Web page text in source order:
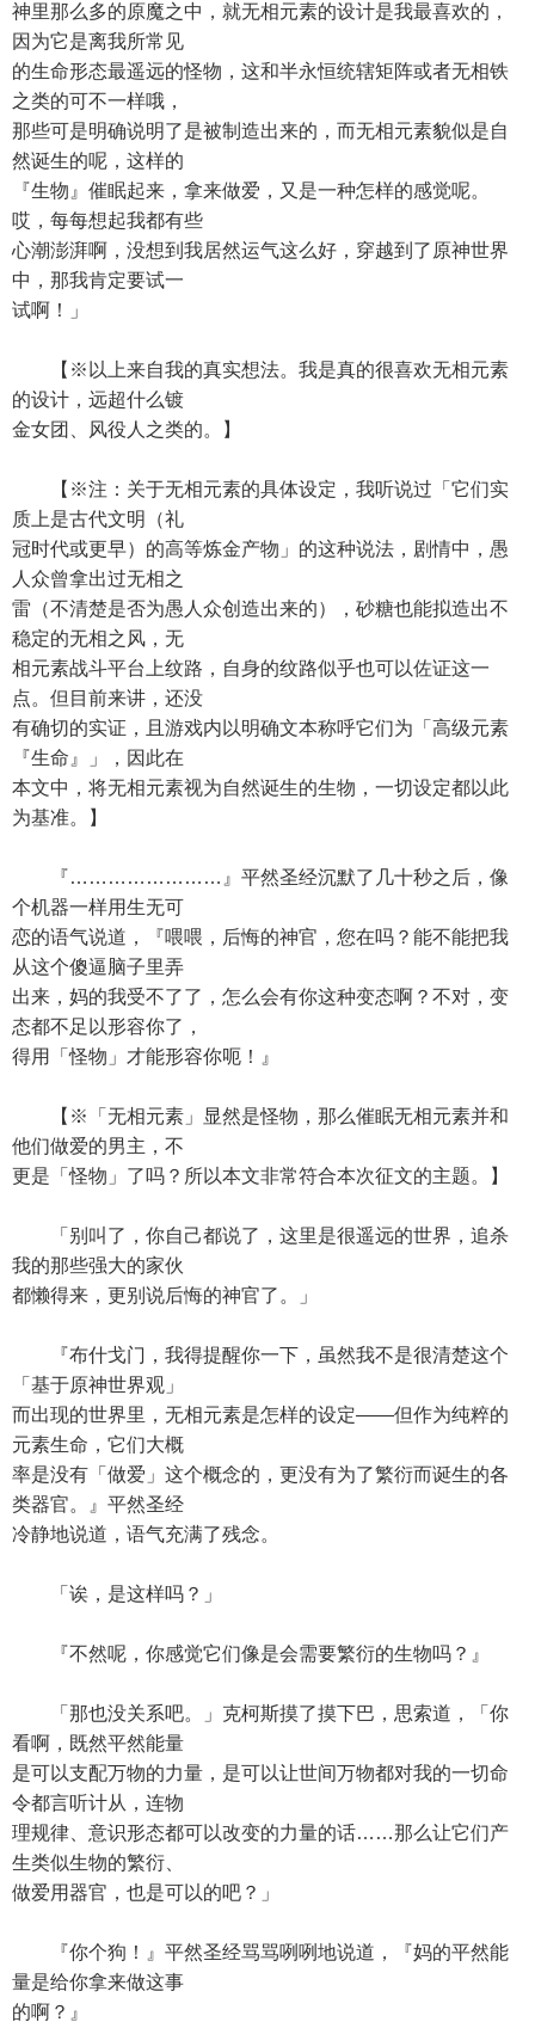
神里那么多的原魔之中，就无相元素的设计是我最喜欢的，
因为它是离我所常见
的生命形态最遥远的怪物，这和半永恒统辖矩阵或者无相铁
之类的可不一样哦，
那些可是明确说明了是被制造出来的，而无相元素貌似是自
然诞生的呢，这样的
『生物』催眠起来，拿来做爱，又是一种怎样的感觉呢。
哎，每每想起我都有些
心潮澎湃啊，没想到我居然运气这么好，穿越到了原神世界
中，那我肯定要试一
试啊！」
【※以上来自我的真实想法。我是真的很喜欢无相元素
的设计，远超什么镀
金女团、风役人之类的。】
【※注：关于无相元素的具体设定，我听说过「它们实
质上是古代文明（礼
冠时代或更早）的高等炼金产物」的这种说法，剧情中，愚
人众曾拿出过无相之
雷（不清楚是否为愚人众创造出来的），砂糖也能拟造出不
稳定的无相之风，无
相元素战斗平台上纹路，自身的纹路似乎也可以佐证这一
点。但目前来讲，还没
有确切的实证，且游戏内以明确文本称呼它们为「高级元素
『生命』」，因此在
本文中，将无相元素视为自然诞生的生物，一切设定都以此
为基准。】
『……………………』平然圣经沉默了几十秒之后，像
个机器一样用生无可
恋的语气说道，『喂喂，后悔的神官，您在吗？能不能把我
从这个傻逼脑子里弄
出来，妈的我受不了了，怎么会有你这种变态啊？不对，变
态都不足以形容你了，
得用「怪物」才能形容你呃！』
【※「无相元素」显然是怪物，那么催眠无相元素并和
他们做爱的男主，不
更是「怪物」了吗？所以本文非常符合本次征文的主题。】
「别叫了，你自己都说了，这里是很遥远的世界，追杀
我的那些强大的家伙
都懒得来，更别说后悔的神官了。」
『布什戈门，我得提醒你一下，虽然我不是很清楚这个
「基于原神世界观」
而出现的世界里，无相元素是怎样的设定——但作为纯粹的
元素生命，它们大概
率是没有「做爱」这个概念的，更没有为了繁衍而诞生的各
类器官。』平然圣经
冷静地说道，语气充满了残念。
「诶，是这样吗？」
『不然呢，你感觉它们像是会需要繁衍的生物吗？』
「那也没关系吧。」克柯斯摸了摸下巴，思索道，「你
看啊，既然平然能量
是可以支配万物的力量，是可以让世间万物都对我的一切命
令都言听计从，连物
理规律、意识形态都可以改变的力量的话……那么让它们产
生类似生物的繁衍、
做爱用器官，也是可以的吧？」
『你个狗！』平然圣经骂骂咧咧地说道，『妈的平然能
量是给你拿来做这事
的啊？』